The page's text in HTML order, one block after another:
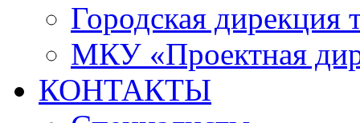
Городская дирекция
МКУ «Проектная
КОНТАКТЫ